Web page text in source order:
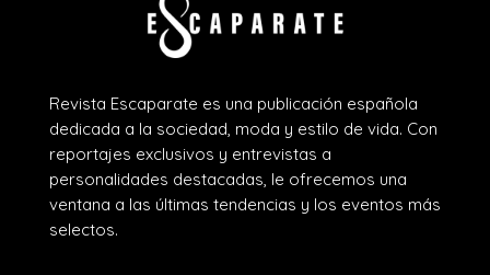
Revista Escaparate es una publicación española
dedicada a la sociedad, moda y estilo de vida. Con
reportajes exclusivos y entrevistas a
personalidades destacadas, le ofrecemos una
ventana a las últimas tendencias y los eventos más
selectos.